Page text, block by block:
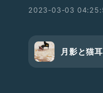
2023-03-03
月影と猫